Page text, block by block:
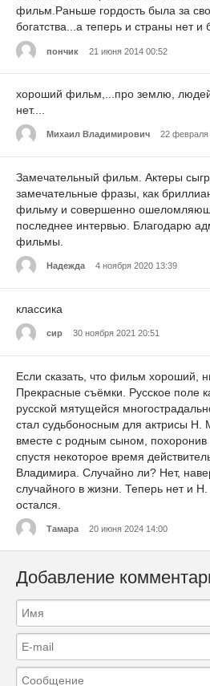
фильм.Раньше гордость была за
богатства...а теперь и страны нет и
пончик 21 июня 2014 00:52
хороший фильм,...про землю,
нет....
Михаил Владимирович 22 февраля
Замечательный фильм. Актеры
замечательные фразы, как
фильму и совершенно
последнее интервью. Благодарю
фильмы.
Надежда 4 ноября 2020 13:39
классика
сир 30 ноября 2021 20:51
Если сказать, что фильм хороший,
Прекрасные съёмки. Русское поле
русской мятущейся
стал судьбоносным для актрисы
вместе с родным сыном, похоронив
спустя некоторое время
Владимира. Случайно ли? Нет,
случайного в жизни. Теперь нет и
остался.
Тамара 20 июня 2024 14:00
Добавление